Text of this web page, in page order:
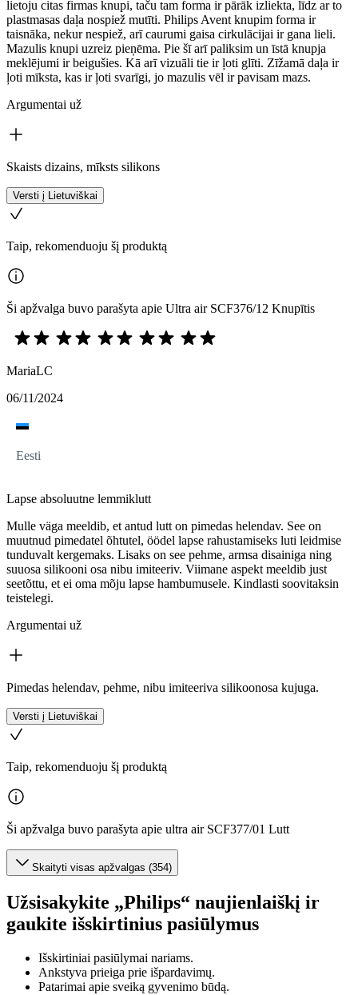
lietoju citas firmas knupi, taču tam forma ir pārāk izliekta, līdz ar to
plastmasas daļa nospiež mutīti. Philips Avent knupim forma ir
taisnāka, nekur nespiež, arī caurumi gaisa cirkulācijai ir gana lieli.
Mazulis knupi uzreiz pieņēma. Pie šī arī paliksim un īstā knupja
meklējumi ir beigušies. Kā arī vizuāli tie ir ļoti glīti. Zīžamā daļa ir
ļoti mīksta, kas ir ļoti svarīgi, jo mazulis vēl ir pavisam mazs.
Argumentai už
Skaists dizains, mīksts silikons
Versti į Lietuviškai
Taip, rekomenduoju šį produktą
Ši apžvalga buvo parašyta apie Ultra air SCF376/12 Knupītis
MariaLC
06/11/2024
Eesti
Lapse absoluutne lemmiklutt
Mulle väga meeldib, et antud lutt on pimedas helendav. See on
muutnud pimedatel õhtutel, öödel lapse rahustamiseks luti leidmise
tunduvalt kergemaks. Lisaks on see pehme, armsa disainiga ning
suuosa silikooni osa nibu imiteeriv. Viimane aspekt meeldib just
seetõttu, et ei oma mõju lapse hambumusele. Kindlasti soovitaksin
teistelegi.
Argumentai už
Pimedas helendav, pehme, nibu imiteeriva silikoonosa kujuga.
Versti į Lietuviškai
Taip, rekomenduoju šį produktą
Ši apžvalga buvo parašyta apie ultra air SCF377/01 Lutt
Skaityti visas apžvalgas (354)
Užsisakykite „Philips“ naujienlaiškį ir
gaukite išskirtinius pasiūlymus
Išskirtiniai pasiūlymai nariams.
Ankstyva prieiga prie išpardavimų.
Patarimai apie sveiką gyvenimo būdą.